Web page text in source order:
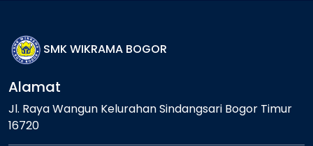
SMK WIKRAMA BOGOR
Alamat
Jl. Raya Wangun Kelurahan Sindangsari Bogor Timur
16720